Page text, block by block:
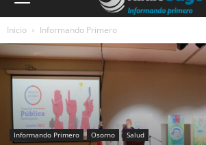
Inicio Informando Primero
Informando Primero Osorno Salud